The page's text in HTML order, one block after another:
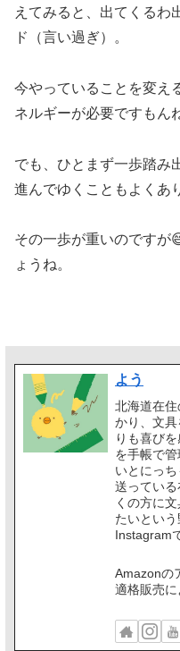
えてみると、出てくるわ
ド（言い過ぎ）。
今やっていることを変え
ネルギーが必要ですもん
でも、ひとまず一歩踏み
進んでゆくこともよくあ
その一歩が重いのですが
ょうね。
よう
北海道在
かり、文
りも喜び
を手帳で
いとにっ
送っている
くの方に
たいという
Instagram
Amazonの
適格販売に